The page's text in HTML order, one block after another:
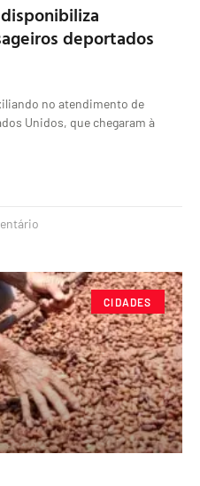
deportados
no atendimento de
Unidos, que chegaram à
CIDADES